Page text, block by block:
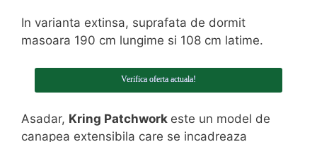
In varianta extinsa, suprafata de dormit
masoara 190 cm lungime si 108 cm latime.
Verifica oferta actuala!
Asadar, Kring Patchwork este un model de
canapea extensibila care se incadreaza